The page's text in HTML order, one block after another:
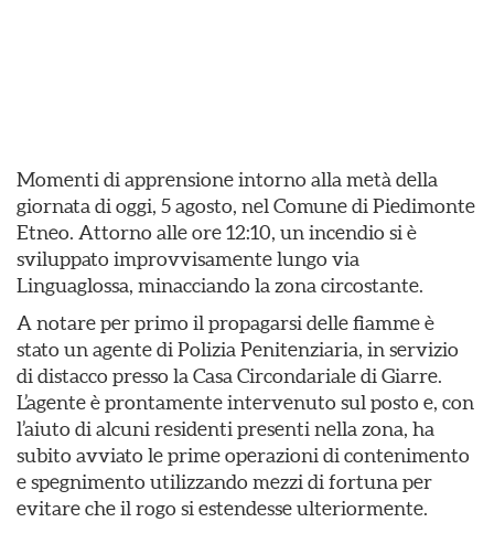
Momenti di apprensione intorno alla metà della
giornata di oggi, 5 agosto, nel Comune di Piedimonte
Etneo. Attorno alle ore 12:10, un incendio si è
sviluppato improvvisamente lungo via
Linguaglossa, minacciando la zona circostante.
​A notare per primo il propagarsi delle fiamme è
stato un agente di Polizia Penitenziaria, in servizio
di distacco presso la Casa Circondariale di Giarre.
L’agente è prontamente intervenuto sul posto e, con
l’aiuto di alcuni residenti presenti nella zona, ha
subito avviato le prime operazioni di contenimento
e spegnimento utilizzando mezzi di fortuna per
evitare che il rogo si estendesse ulteriormente.